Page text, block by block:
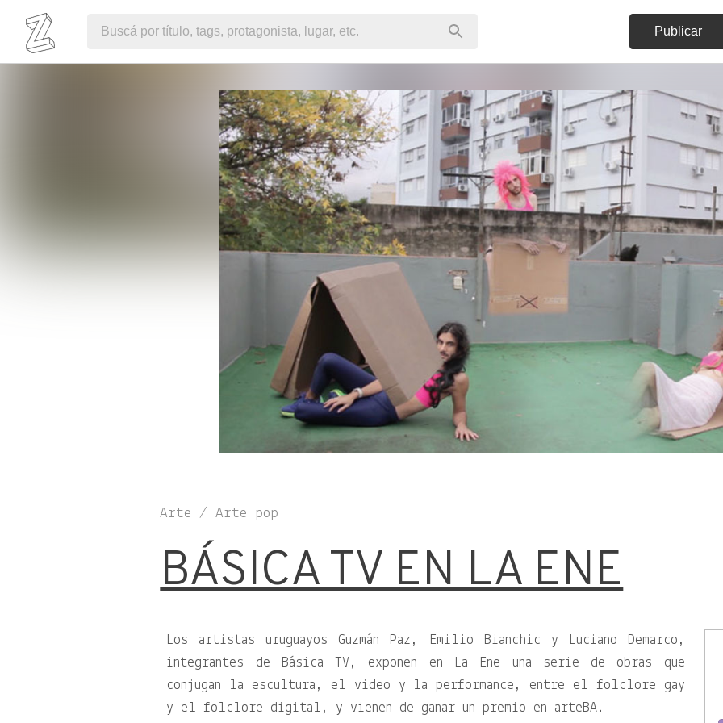
Publicar
Arte / Arte pop
BÁSICA TV EN LA ENE
Los artistas uruguayos Guzmán Paz, Emilio Bianchic y Luciano Demarco,
integrantes de Básica TV, exponen en La Ene una serie de obras que
conjugan la escultura, el video y la performance, entre el folclore gay
y el folclore digital, y vienen de ganar un premio en arteBA.